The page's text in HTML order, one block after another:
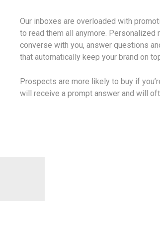
Our inboxes are overloaded with
to read them all anymore.
converse with you, answer questions
that automatically keep your brand on
Prospects are more likely to buy if
will receive a prompt answer and will